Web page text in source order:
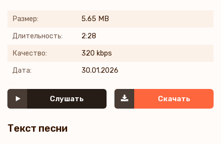
Размер: 5.65 MB
Длительность: 2:28
Качество: 320 kbps
Дата: 30.01.2026
Слушать Скачать
Текст песни